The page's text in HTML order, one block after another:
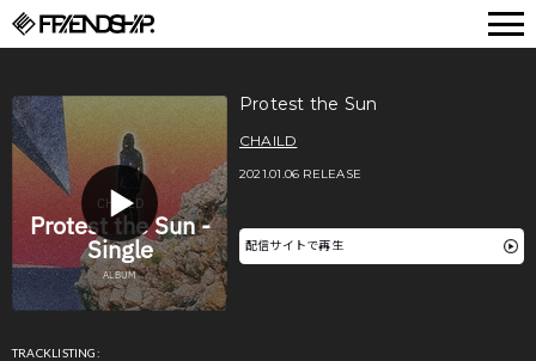
Protest the Sun
CHAILD
2021.01.06 RELEASE
配信サイトで再生
TRACKLISTING: